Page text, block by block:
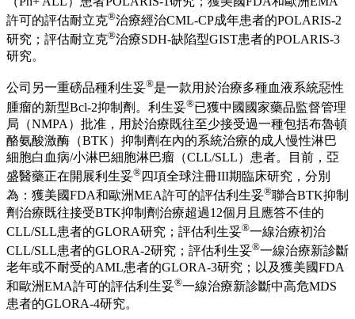
許可的評估耐立克®治療經治CML-CP成年患者的POLARIS-2
研究；評估耐立克®治療SDH-缺陷型GIST患者的POLARIS-3
研究。
公司另一重磅品種利生妥®是一款用於治療多種血液系統惡性
腫瘤的新型Bcl-2抑制劑。利生妥®已獲中國國家藥品監督管理
局（NMPA ）批准，用於治療既往至少接受過一種包括布魯頓
酪氨酸激酶（BTK）抑制劑在內的系統治療的成人慢性淋巴
細胞白血病/小淋巴細胞淋巴瘤（CLL/SLL）患者。目前，亞
盛醫藥正在開展利生妥® 四項全球注冊III期臨床研究，分別
為：獲美國FDA和歐洲MEA許可的評估利生妥®聯合BTK抑制
劑治療既往接受BTK抑制劑治療超過12個月且應答不佳的
CLL/SLL患者的GLORA研究；評估利生妥®一線治療初治
CLL/SLL患者的GLORA-2研究；評估利生妥®一線治療新診斷
老年或不耐受的AML患者的GLORA-3研究；以及獲美國FDA
和歐洲EMA許可的評估利生妥®一線治療新診斷中高危MDS
患者的GLORA-4研究。